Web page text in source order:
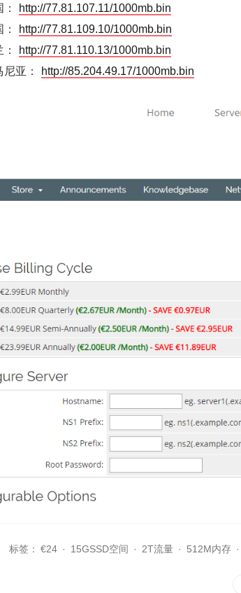
http://77.81.107.11/1000mb.bin
http://77.81.109.10/1000mb.bin
http://77.81.110.13/1000mb.bin
尼亚：
http://85.204.49.17/1000mb.bin
标签： €24 · 15GSSD空间 · 2T流量 · 512M内存 ·